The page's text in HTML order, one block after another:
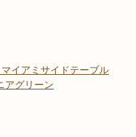
イアミサイドテーブル
グリーン